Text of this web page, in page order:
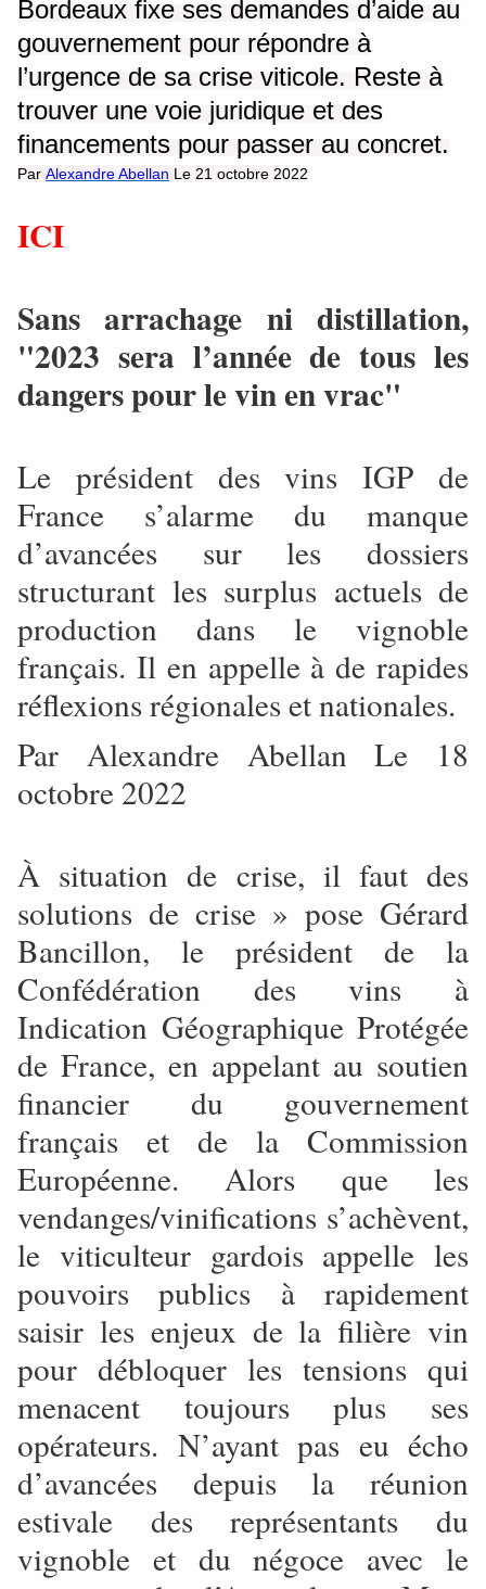
Bordeaux fixe ses demandes d’aide au
gouvernement pour répondre à
l’urgence de sa crise viticole. Reste à
trouver une voie juridique et des
financements pour passer au concret.
Par Alexandre Abellan Le 21 octobre 2022
ICI
Sans arrachage ni distillation,
"2023 sera l’année de tous les
dangers pour le vin en vrac"
Le président des vins IGP de
France s’alarme du manque
d’avancées sur les dossiers
structurant les surplus actuels de
production dans le vignoble
français. Il en appelle à de rapides
réflexions régionales et nationales.
Par Alexandre Abellan Le 18
octobre 2022
À situation de crise, il faut des
solutions de crise » pose Gérard
Bancillon, le président de la
Confédération des vins à
Indication Géographique Protégée
de France, en appelant au soutien
financier du gouvernement
français et de la Commission
Européenne. Alors que les
vendanges/vinifications s’achèvent,
le viticulteur gardois appelle les
pouvoirs publics à rapidement
saisir les enjeux de la filière vin
pour débloquer les tensions qui
menacent toujours plus ses
opérateurs. N’ayant pas eu écho
d’avancées depuis la réunion
estivale des représentants du
vignoble et du négoce avec le